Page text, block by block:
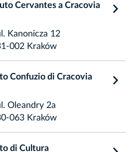
Cervantes a Cracovia
Kanonicza 12
002 Kraków
Confuzio di Cracovia
Oleandry 2a
063 Kraków
di Cultura